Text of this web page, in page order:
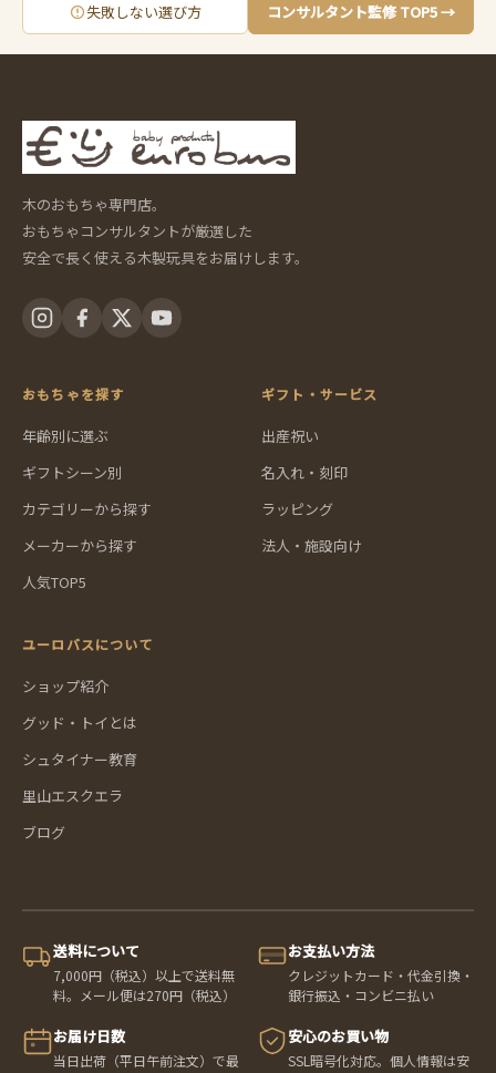
失敗しない選び方 コンサルタント監修 TOP5 →
木のおもちゃ専門店。
おもちゃコンサルタントが厳選した
安全で長く使える木製玩具をお届けします。
おもちゃを探す
年齢別に選ぶ
ギフトシーン別
カテゴリーから探す
メーカーから探す
人気TOP5
ギフト・サービス
出産祝い
名入れ・刻印
ラッピング
法人・施設向け
ユーロバスについて
ショップ紹介
グッド・トイとは
シュタイナー教育
里山エスクエラ
ブログ
送料について
7,000円（税込）以上で送料無
料。メール便は270円（税込）
お支払い方法
クレジットカード・代金引換・
銀行振込・コンビニ払い
お届け日数
当日出荷（平日午前注文）で最
安心のお買い物
SSL暗号化対応。個人情報は安